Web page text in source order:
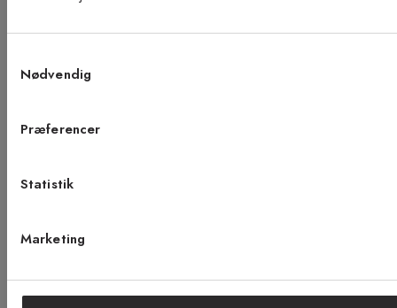
Nødvendig
Præferencer
Statistik
Marketing
gør at de kan holde længe. Så få styr på dine glidende og løse